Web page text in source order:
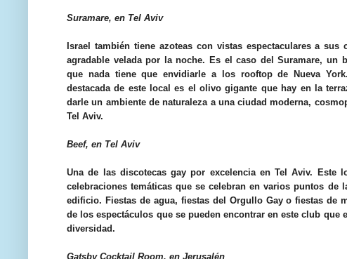
Suramare, en Tel Aviv
Israel también tiene azoteas con vistas espectaculares a sus
agradable velada por la noche. Es el caso del Suramare, un
que nada tiene que envidiarle a los rooftop de Nueva
destacada de este local es el olivo gigante que hay en la
darle un ambiente de naturaleza a una ciudad moderna,
Tel Aviv.
Beef, en Tel Aviv
Una de las discotecas gay por excelencia en Tel Aviv. Este
celebraciones temáticas que se celebran en varios puntos de
edificio. Fiestas de agua, fiestas del Orgullo Gay o fiestas de
de los espectáculos que se pueden encontrar en este club que
diversidad.
Gatsby Cocktail Room, en Jerusalén